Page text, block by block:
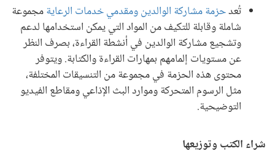
تُعدحزمة مشاركة الوالدين ومقدمي خدمات الرعايةمجموعة
شاملة وقابلة للتكيف من المواد التي يمكن استخدامها لدعم
وتشجيع مشاركة الوالدين في أنشطة القراءة، بصرف النظر
عن مستويات إلمامهم بمهارات القراءة والكتابة. ويتوفر
محتوى هذه الحزمة في مجموعة من التنسيقات المختلفة،
مثل الرسوم المتحركة وموارد البث الإذاعي ومقاطع الفيديو
التوضيحية.
شراء الكتب وتوزيعها